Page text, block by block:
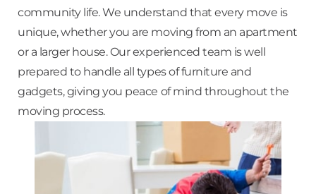
community life. We understand that every move is
unique, whether you are moving from an apartment
or a larger house. Our experienced team is well
prepared to handle all types of furniture and
gadgets, giving you peace of mind throughout the
moving process.